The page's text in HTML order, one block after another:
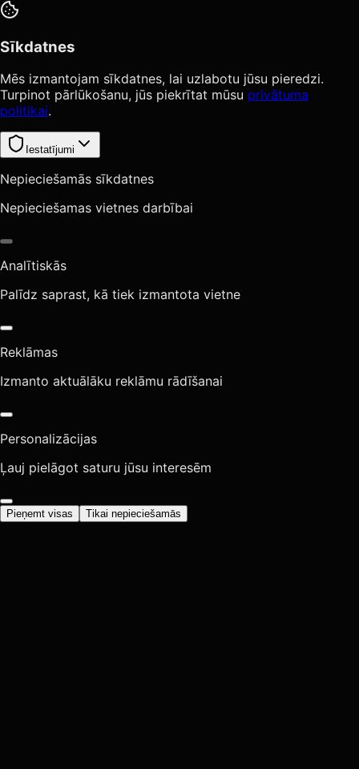
Sīkdatnes
Mēs izmantojam sīkdatnes, lai uzlabotu jūsu pieredzi.
Turpinot pārlūkošanu, jūs piekrītat mūsu privātuma
politikai.
Iestatījumi
Nepieciešamās sīkdatnes
Nepieciešamas vietnes darbībai
Analītiskās
Palīdz saprast, kā tiek izmantota vietne
Reklāmas
Izmanto aktuālāku reklāmu rādīšanai
Personalizācijas
Ļauj pielāgot saturu jūsu interesēm
Pieņemt visas Tikai nepieciešamās